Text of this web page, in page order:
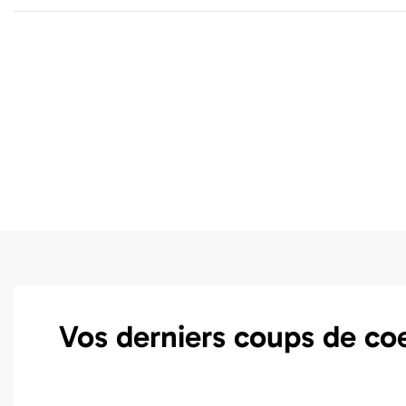
Vos derniers coups de